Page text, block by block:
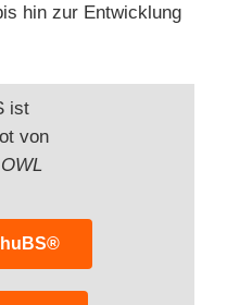
hin zur Entwicklung
ist
von